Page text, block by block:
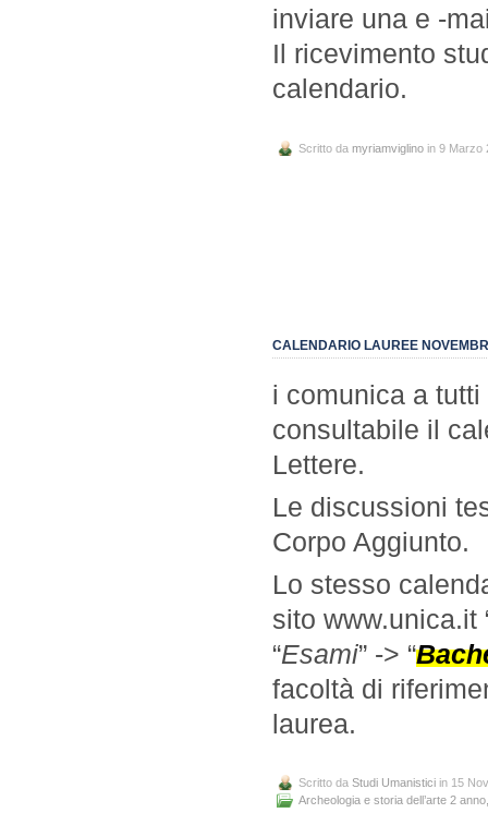
inviare una e -
Il ricevimento
calendario.
Scritto da myriamviglino in 9 Marzo
CALENDARIO LAUREE
i comunica a
consultabile il
Lettere.
Le discussioni
Corpo Aggiunto.
Lo stesso
sito www.unica.it
“Esami” -> “
facoltà di
laurea.
Scritto da Studi Umanistici in 15
Archeologia e storia dell’arte 2 anno